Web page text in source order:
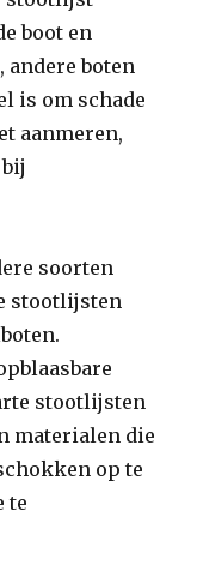
boot en
andere boten
is om schade
aanmeren,
soorten
stootlijsten
stootlijsten
materialen die
op te
te